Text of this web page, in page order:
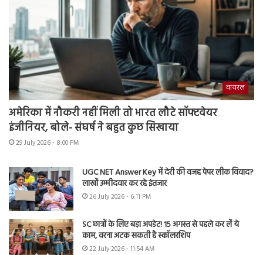
वायरल
अमेरिका में नौकरी नहीं मिली तो भारत लौटे सॉफ्टवेयर
इंजीनियर, बोले- संघर्ष ने बहुत कुछ सिखाया
29 July 2026 - 8:00 PM
UGC NET Answer Key में देरी की वजह पेपर लीक विवाद?
लाखों उम्मीदवार कर रहे इंतजार
26 July 2026 - 6:11 PM
SC छात्रों के लिए बड़ा अपडेट! 15 अगस्त से पहले कर लें ये
काम, वरना अटक सकती है स्कॉलरशिप
22 July 2026 - 11:54 AM